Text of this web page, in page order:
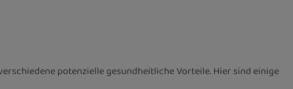
potenzielle gesundheitliche Vorteile. Hier sind einige